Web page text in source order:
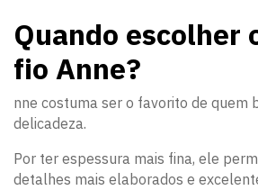
Quando escolher
fio Anne?
nne costuma ser o favorito de quem
delicadeza.
Por ter espessura mais fina, ele
detalhes mais elaborados e